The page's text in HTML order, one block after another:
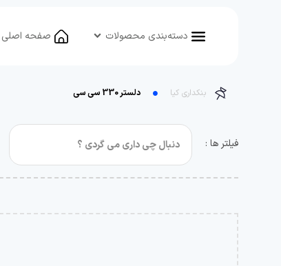
دسته‌بندی محصولات صفحه اصلی
بنکداری کیا دلستر 330 سی سی
فیلتر ها :